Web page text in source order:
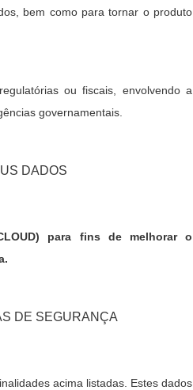
bem como para tornar o produto
ou fiscais, envolvendo a
governamentais.
DADOS
para fins de melhorar o
DE SEGURANÇA
acima listadas. Estes dados